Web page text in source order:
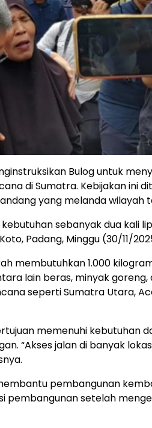
Bulog untuk
di Sumatra. Kebijakan ini
yang melanda wilayah
sebanyak dua kali
Padang, Minggu (30/11/
membutuhkan 1.000
lain beras, minyak goreng,
seperti Sumatra Utara,
memenuhi kebutuhan
“Akses jalan di banyak
pembangunan
pembangunan setelah